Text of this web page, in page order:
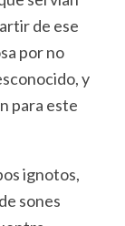
de ese
por no
y
para este
ignotos,
sones